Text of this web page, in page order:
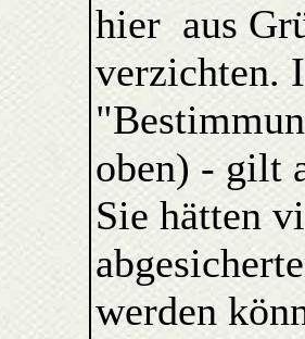
hier aus
verzichten.
oben) - gilt
Sie hätten
werden